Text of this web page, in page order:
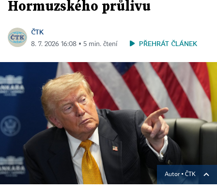
Hormuzského průlivu
ČTK
8. 7. 2026 16:08 ▪ 5 min. čtení PŘEHRÁT ČLÁNEK
Autor ▪ ČTK